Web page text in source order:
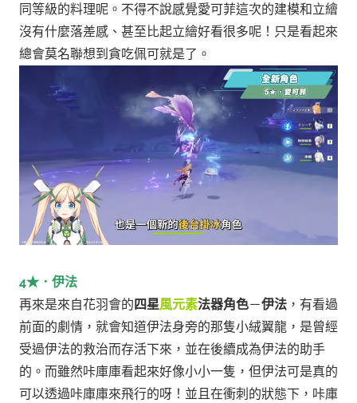
同等級的料理呢。 不得不說感覺愛可菲這次的建模和立繪
沒有什麼落差感、甚至比起立繪好看很多呢！只是看起來
總會莫名聯想到貪吃佩可就是了。
4★．伊法
再來是來自花羽會的四星風元素法器角色－伊法 ，有看過
前面的劇情，就會知道伊法身旁的那隻小絨翼龍，是曾經
受過伊法的救治而存活下來，並在後續成為伊法的助手
的。 而雖然咔庫庫看起來好像小小一隻，但伊法可是真的
可以透過咔庫庫來飛行的呀！並且在衝刺的狀態下，咔庫